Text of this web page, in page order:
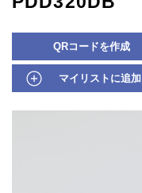
QRコードを作成
マイリストに追加